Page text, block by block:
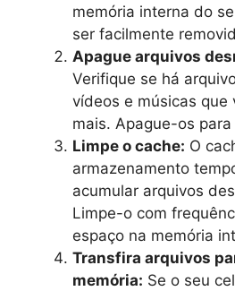
memória interna do
ser facilmente
Apague arquivos
Verifique se há
vídeos e músicas que
mais. Apague-os
Limpe o cache: O
armazenamento
acumular arquivos
Limpe-o com
espaço na memória
Transfira arquivos
memória: Se o seu